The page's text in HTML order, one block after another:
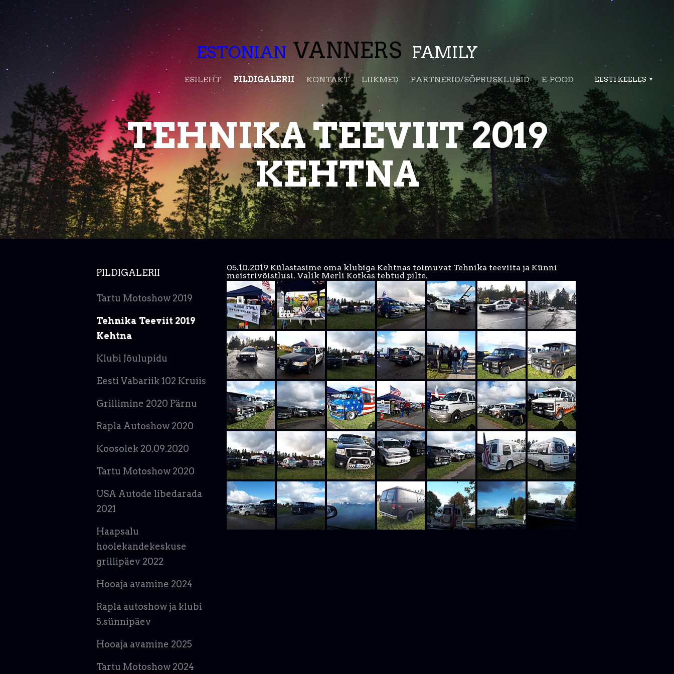
ESTONIAN VANNERS FAMILY
ESILEHT PILDIGALERII KONTAKT LIIKMED PARTNERID/SÕPRUSKLUBID E-POOD EESTI KEELES
TEHNIKA TEEVIIT 2019
KEHTNA
PILDIGALERII
Tartu Motoshow 2019
Tehnika Teeviit 2019
Kehtna
Klubi Jõulupidu
Eesti Vabariik 102 Kruiis
Grillimine 2020 Pärnu
Rapla Autoshow 2020
Koosolek 20.09.2020
Tartu Motoshow 2020
USA Autode libedarada
2021
Haapsalu
hoolekandekeskuse
grillipäev 2022
Hooaja avamine 2024
Rapla autoshow ja klubi
5.sünnipäev
Hooaja avamine 2025
Tartu Motoshow 2024
05.10.2019 Külastasime oma klubiga Kehtnas toimuvat Tehnika teeviita ja Künni
meistrivõistlusi. Valik Merli Kotkas tehtud pilte.